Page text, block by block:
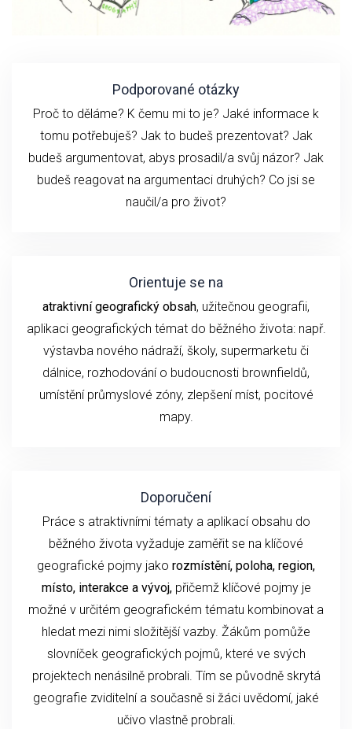
Podporované otázky
Proč to děláme? K čemu mi to je? Jaké informace k
tomu potřebuješ? Jak to budeš prezentovat? Jak
budeš argumentovat, abys prosadil/a svůj názor? Jak
budeš reagovat na argumentaci druhých? Co jsi se
naučil/a pro život?
Orientuje se na
atraktivní geografický obsah, užitečnou geografii,
aplikaci geografických témat do běžného života: např.
výstavba nového nádraží, školy, supermarketu či
dálnice, rozhodování o budoucnosti brownfieldů,
umístění průmyslové zóny, zlepšení míst, pocitové
mapy.
Doporučení
Práce s atraktivními tématy a aplikací obsahu do
běžného života vyžaduje zaměřit se na klíčové
geografické pojmy jako rozmístění, poloha, region,
místo, interakce a vývoj,přičemž klíčové pojmy je
možné v určitém geografickém tématu kombinovat a
hledat mezi nimi složitější vazby. Žákům pomůže
slovníček geografických pojmů, které ve svých
projektech nenásilně probrali. Tím se původně skrytá
geografie zviditelní a současně si žáci uvědomí, jaké
učivo vlastně probrali.